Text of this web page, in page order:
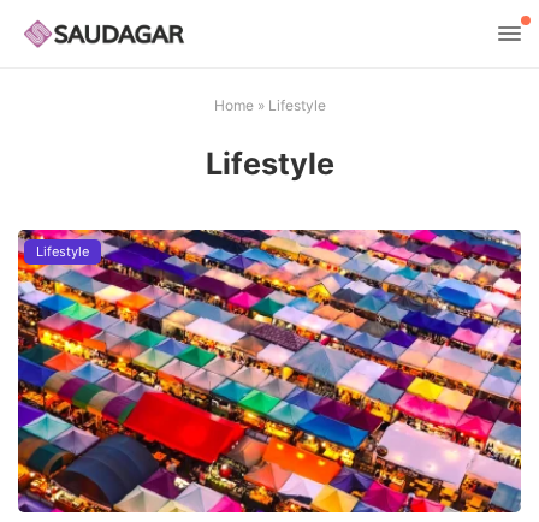
Home» Lifestyle
Lifestyle
Lifestyle